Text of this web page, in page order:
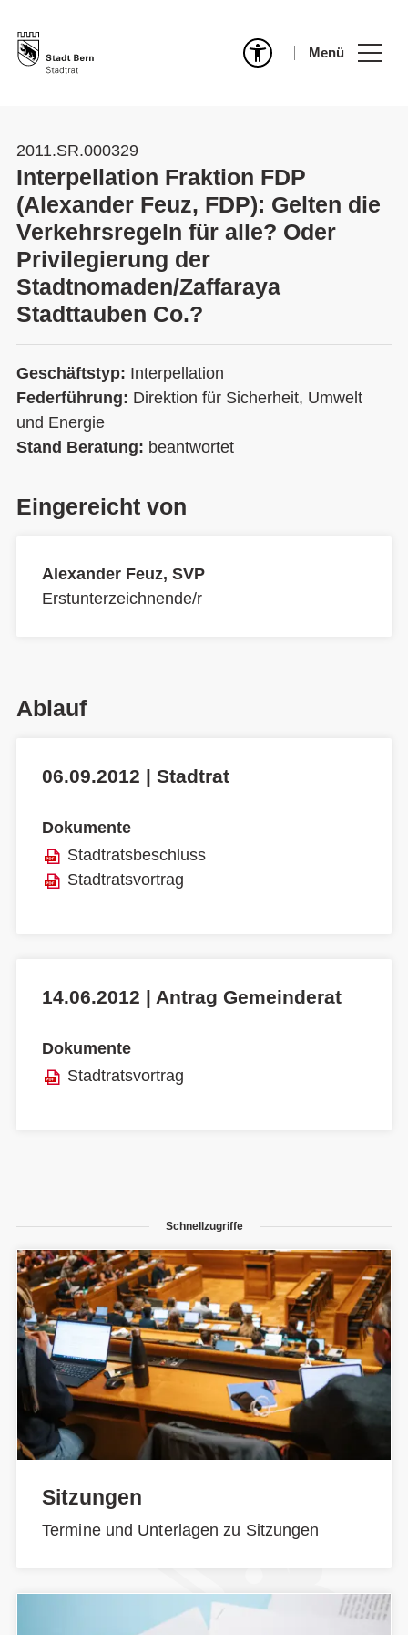
Menü
2011.SR.000329
Interpellation Fraktion FDP
(Alexander Feuz, FDP): Gelten die
Verkehrsregeln für alle? Oder
Privilegierung der
Stadtnomaden/Zaffaraya
Stadttauben Co.?
Geschäftstyp: Interpellation
Federführung: Direktion für Sicherheit, Umwelt
und Energie
Stand Beratung: beantwortet
Eingereicht von
Alexander Feuz, SVP
Erstunterzeichnende/r
Ablauf
06.09.2012 | Stadtrat
Dokumente
Stadtratsbeschluss
Stadtratsvortrag
14.06.2012 | Antrag Gemeinderat
Dokumente
Stadtratsvortrag
Schnellzugriffe
Sitzungen
Termine und Unterlagen zu Sitzungen